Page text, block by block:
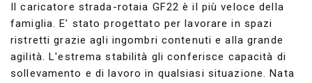
Il caricatore strada-rotaia GF22 è il più veloce della
famiglia. E' stato progettato per lavorare in spazi
ristretti grazie agli ingombri contenuti e alla grande
agilità. L'estrema stabilità gli conferisce capacità di
sollevamento e di lavoro in qualsiasi situazione. Nata